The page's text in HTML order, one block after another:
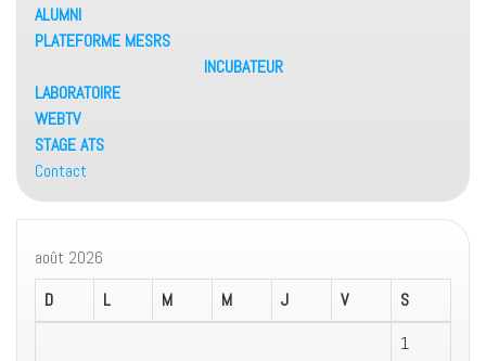
ALUMNI
PLATEFORME MESRS
INCUBATEUR
LABORATOIRE
WEBTV
STAGE ATS
Contact
août 2026
D
L M M J V
S
1